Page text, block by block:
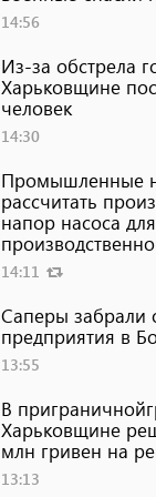
14:56
Из-за обстрела
Харьковщине
человек
14:30
Промышленные
рассчитать
напор насоса для
14:11
Саперы забрали
предприятия в
13:55
В
Харьковщине
млн ​​гривен на
13:13